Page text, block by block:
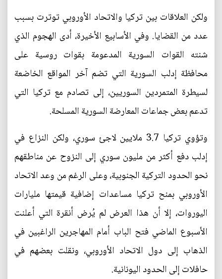
ولكن العلاقات بين تركيا والاتحاد الأوروبي توترت بسبب
عدد من القضايا. وفي الأسابيع الأخيرة، أدى الهجوم الذي
شنته القوات السورية المدعومة بقوات روسية على
محافظة إدلب السورية التي تضم آخر المواقع الخاضعة
لسيطرة المتمردين السوريين، إلى تصادم مع تركيا التي
تدعم بعض جماعات المعارضة السورية المسلحة.
وتؤوي تركيا 3.7 ملايين لاجئ سوري، ولكن النزاع في
إدلب دفع أكثر من مليون سوري إلى النزوح عن مناطقهم
نحو الحدود التركية الجنوبية، وعلى الرغم من وعد الاتحاد
الأوروبي بمنح تركيا مساعدات إضافية قيمتها مليارات
اليوروات، إلا أن هذا العرض لم يُرض أنقرة التي أعلنت
الأسبوع الماضي فتح الباب أمام المهاجرين الراغبين في
الذهاب إلى دول الاتحاد الأوروبي، ونقلت بعضهم في
حافلات إلى الحدود اليونانية.